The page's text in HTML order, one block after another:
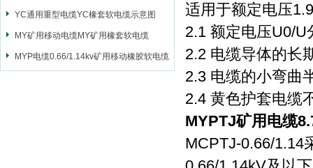
YC通用重型电缆YC橡套软电缆示意图
MY矿用移动电缆MY矿用橡套软电缆
MYP电缆0.66/1.14kv矿用移动橡胶软电缆
适用于额定电压
2.1 额定电压U0/U
2.2 电缆导体的长
2.3 电缆的小弯曲
2.4 黄色护套电缆
MYPTJ矿用电缆
MCPTJ-0.66/